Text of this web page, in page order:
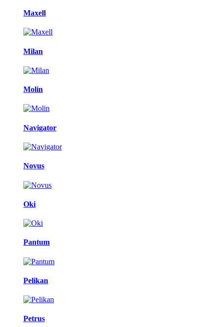
Maxell
Milan
Molin
Navigator
Novus
Oki
Pantum
Pelikan
Petrus